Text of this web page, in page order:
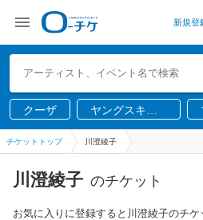
新規登
クーザ
ヤングスキニ
ー
チケットトップ 川澄綾子
川澄綾子 のチケット
お気に入りに登録すると川澄綾子のチ